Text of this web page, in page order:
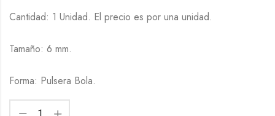
Cantidad: 1 Unidad. El precio es por una unidad.
Tamaño: 6 mm.
Forma: Pulsera Bola.